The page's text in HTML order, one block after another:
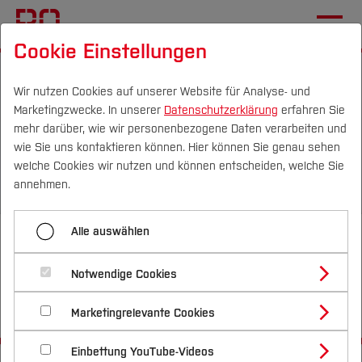
Campus Personen DE|EN Quicklinks
Studium
Studienangebote
Bachelorstudiengänge
Masterstudiengänge
Vor dem Studium
Bewerben & Einschreiben
Bewerbungsportal
Im Studium
Studienbüros und Prüfungen
Nach dem Studium
Forschung & Transfer
Profil
Forschungs- und Transferprofil
Schwerpunkte (FuT)
Beratung & Förderung
Nachhaltigkeit
Nachhaltigkeit studieren
International
Dion
7. Semester Vermessung ausbildungsbegleitend
(Bachelor)
Cookie Einstellungen
Wir nutzen Cookies auf unserer Website für Analyse- und
Marketingzwecke. In unserer Datenschutzerklärung erfahren Sie
mehr darüber, wie wir personenbezogene Daten verarbeiten und
wie Sie uns kontaktieren können. Hier können Sie genau sehen
welche Cookies wir nutzen und können entscheiden, welche Sie
annehmen.
Alle auswählen
Notwendige Cookies
Marketingrelevante Cookies
Einbettung YouTube-Videos